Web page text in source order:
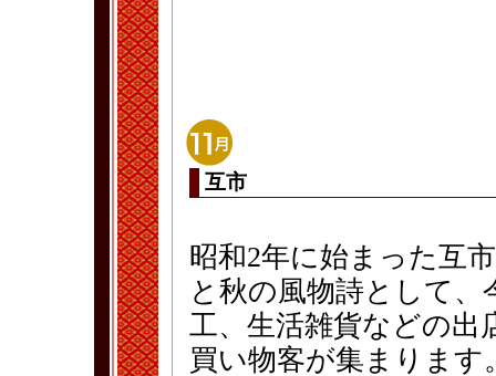
互市
昭和2年に始まった互
と秋の風物詩として
工、生活雑貨などの出
買い物客が集まります